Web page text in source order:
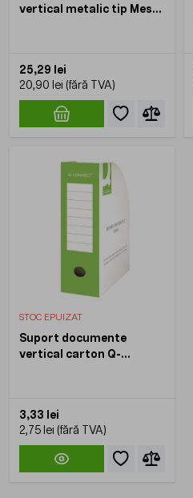
vertical metalic tip Mesh,
25,29 lei
20,90 lei
STOC EPUIZAT
Suport documente
vertical carton Q-
3,33 lei
2,75 lei